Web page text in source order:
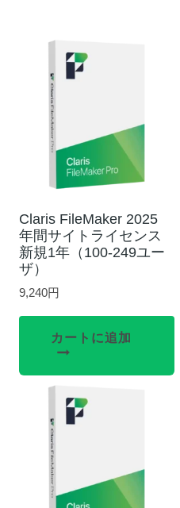
Claris FileMaker 2025
年間サイトライセンス
新規1年（100-249ユー
ザ）
9,240円
カートに追加